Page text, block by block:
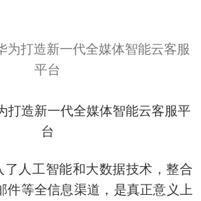
打造新一代全媒体智能云客服平
台
了人工智能和大数据技术，整合
件等全信息渠道，是真正意义上